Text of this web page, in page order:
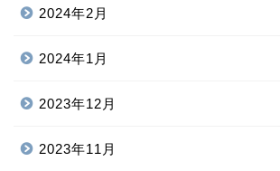
2024年2月
2024年1月
2023年12月
2023年11月